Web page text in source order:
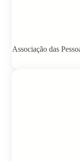
Associação das